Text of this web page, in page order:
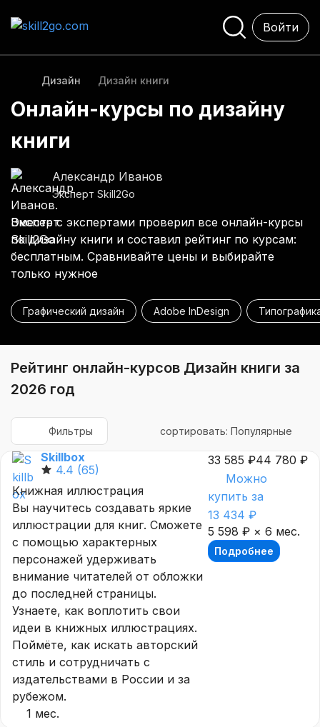
Войти
Дизайн Дизайн книги
Онлайн-курсы по дизайну
книги
Александр Иванов
Эксперт Skill2Go
Вместе с экспертами проверил все онлайн-курсы
по дизайну книги и составил рейтинг по курсам:
бесплатным. Сравнивайте цены и выбирайте
только нужное
Графический дизайн Adobe InDesign
Рейтинг онлайн-курсов Дизайн книги за
2026 год
Фильтры сортировать: Популярные
Skillbox
4.4 (65)
Книжная иллюстрация
Вы научитесь создавать яркие
иллюстрации для книг. Сможете
c помощью характерных
персонажей удерживать
внимание читателей от обложки
до последней страницы.
Узнаете, как воплотить свои
идеи в книжных иллюстрациях.
Поймёте, как искать авторский
стиль и сотрудничать с
издательствами в России и за
рубежом.
1 мес.
33 585 ₽44 780 ₽
Можно
купить за
13 434 ₽
5 598 ₽ × 6 мес.
Подробнее